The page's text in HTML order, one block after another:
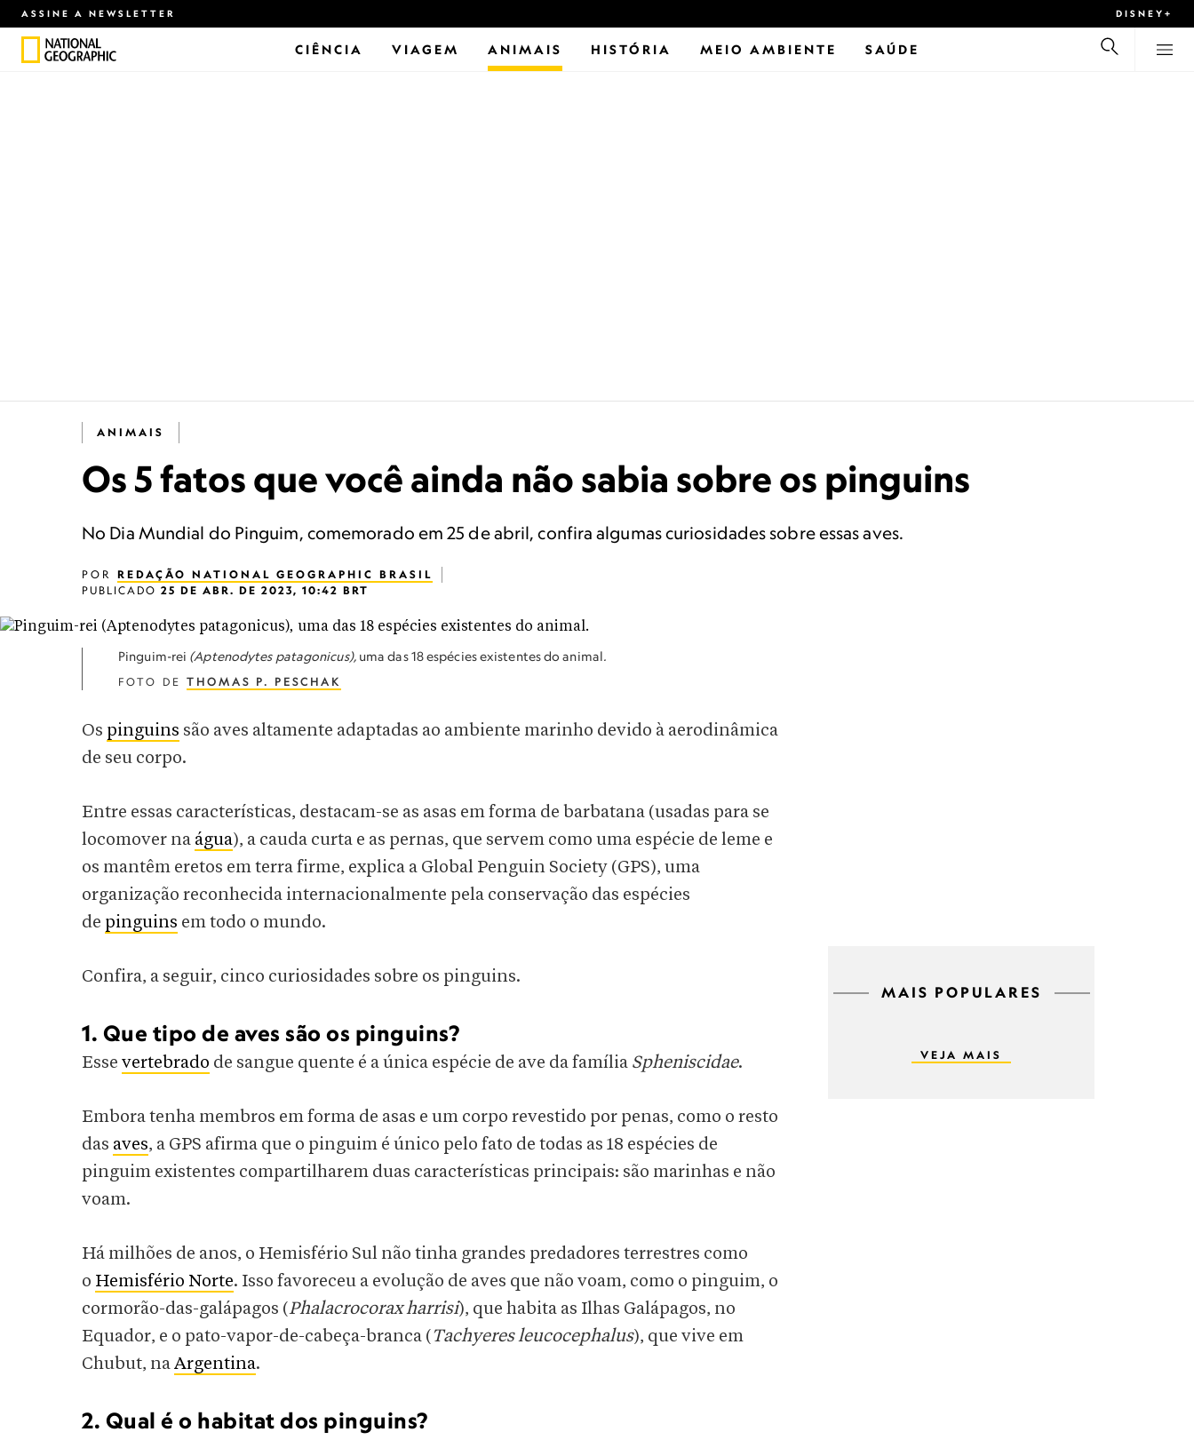
ASSINE A NEWSLETTER DISNEY+
CIÊNCIA VIAGEM ANIMAIS HISTÓRIA MEIO AMBIENTE SAÚDE
ANIMAIS
Os 5 fatos que você ainda não sabia sobre os pinguins
No Dia Mundial do Pinguim, comemorado em 25 de abril, confira algumas curiosidades sobre essas aves.
POR REDAÇÃO NATIONAL GEOGRAPHIC BRASIL
PUBLICADO 25 DE ABR. DE 2023, 10:42 BRT
Pinguim-rei (Aptenodytes patagonicus), uma das 18 espécies existentes do animal.
FOTO DE THOMAS P. PESCHAK
Os pinguins são aves altamente adaptadas ao ambiente marinho devido à aerodinâmica
de seu corpo.
Entre essas características, destacam-se as asas em forma de barbatana (usadas para se
locomover na água), a cauda curta e as pernas, que servem como uma espécie de leme e
os mantêm eretos em terra firme, explica a Global Penguin Society (GPS), uma
organização reconhecida internacionalmente pela conservação das espécies
de pinguins em todo o mundo.
Confira, a seguir, cinco curiosidades sobre os pinguins.
1. Que tipo de aves são os pinguins?
Esse vertebrado de sangue quente é a única espécie de ave da família Spheniscidae.
Embora tenha membros em forma de asas e um corpo revestido por penas, como o resto
das aves, a GPS afirma que o pinguim é único pelo fato de todas as 18 espécies de
pinguim existentes compartilharem duas características principais: são marinhas e não
voam.
Há milhões de anos, o Hemisfério Sul não tinha grandes predadores terrestres como
o Hemisfério Norte. Isso favoreceu a evolução de aves que não voam, como o pinguim, o
cormorão-das-galápagos (Phalacrocorax harrisi), que habita as Ilhas Galápagos, no
Equador, e o pato-vapor-de-cabeça-branca (Tachyeres leucocephalus), que vive em
Chubut, naArgentina.
2. Qual é o habitat dos pinguins?
MAIS POPULARES
VEJA MAIS